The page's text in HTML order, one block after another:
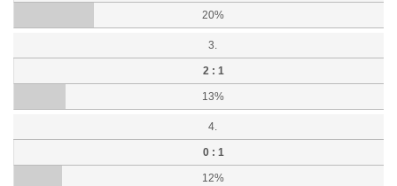
20%
3.
2 : 1
13%
4.
0 : 1
12%